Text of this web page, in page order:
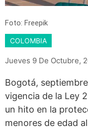
Foto: Freepik
COLOMBIA
Jueves 9 De Octubre,
Bogotá,
vigencia de la Ley
un hito en la
menores de edad